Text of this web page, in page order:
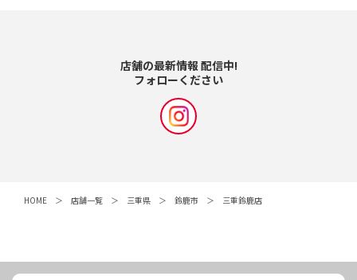
店舗の最新情報 配信中!
フォローください
HOME 店舗一覧 三重県 鈴鹿市 三重鈴鹿店